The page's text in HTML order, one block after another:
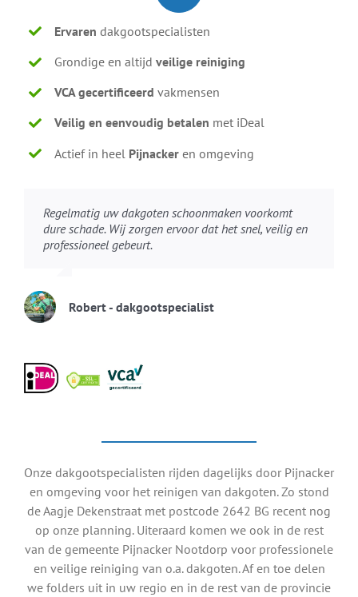
Ervaren dakgootspecialisten
Grondige en altijdveilige reiniging
VCA gecertificeerdvakmensen
Veilig en eenvoudig betalen met iDeal
Actief in heel Pijnacker en omgeving
Regelmatig uw dakgoten schoonmaken voorkomt
dure schade. Wij zorgen ervoor dat het snel, veilig en
professioneel gebeurt.
Robert - dakgootspecialist
Onze dakgootspecialisten rijden dagelijks door Pijnacker
en omgeving voor het reinigen van dakgoten. Zo stond
de Aagje Dekenstraat met postcode 2642 BG recent nog
op onze planning. Uiteraard komen we ook in de rest
van de gemeente Pijnacker Nootdorp voor professionele
en veilige reiniging van o.a. dakgoten. Af en toe delen
we folders uit in uw regio en in de rest van de provincie